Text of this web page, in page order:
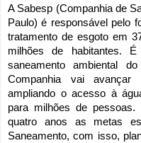
A Sabesp (Companhia de
Paulo) é responsável pelo
tratamento de esgoto em
milhões de habitantes.
saneamento ambiental
Companhia vai
ampliando o acesso à
para milhões de
quatro anos as metas
Saneamento, com isso,